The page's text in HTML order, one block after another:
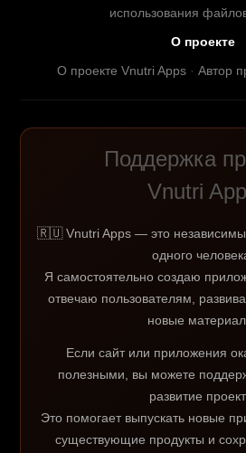
использования
О проекте
О проекте Vnutri Apps· Автор
Поддержка
Vnutri
🇷🇺 Vnutri Apps — это
одного
Я самостоятельно создаю
отвечаю пользователям,
новые
Если сайт или приложения
полезными, вы можете
развитие
Это помогает выпускать новые
существующие продукты и